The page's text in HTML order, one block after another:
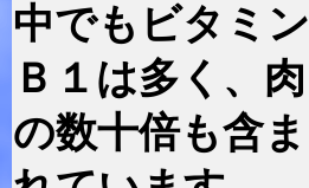
中でもビタミン
Ｂ１は多く、肉
の数十倍も含ま